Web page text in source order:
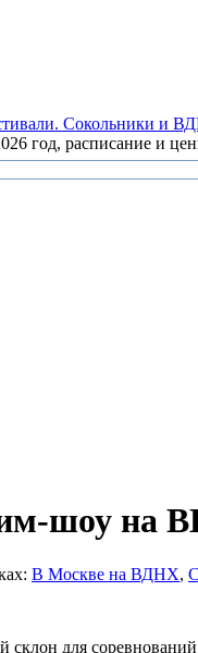
Сокольники и
год, расписание и
шоу на
В Москве на ВДНХ,
склон для